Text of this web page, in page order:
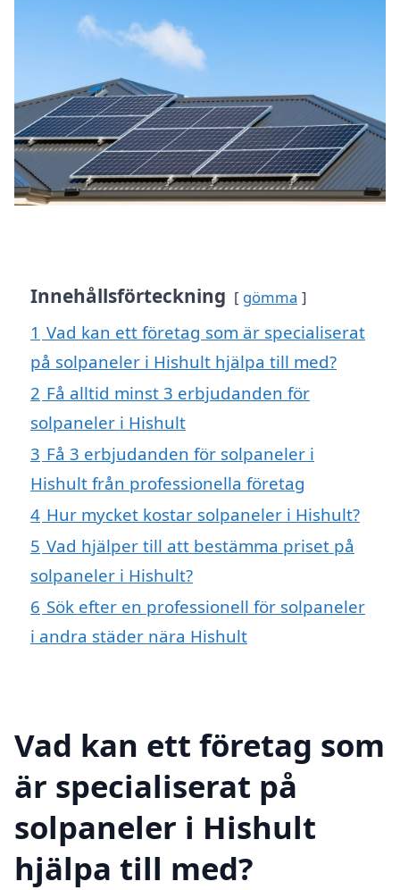
Innehållsförteckning gömma
1 Vad kan ett företag som är specialiserat
på solpaneler i Hishult hjälpa till med?
2 Få alltid minst 3 erbjudanden för
solpaneler i Hishult
3 Få 3 erbjudanden för solpaneler i
Hishult från professionella företag
4 Hur mycket kostar solpaneler i Hishult?
5 Vad hjälper till att bestämma priset på
solpaneler i Hishult?
6 Sök efter en professionell för solpaneler
i andra städer nära Hishult
Vad kan ett företag som
är specialiserat på
solpaneler i Hishult
hjälpa till med?